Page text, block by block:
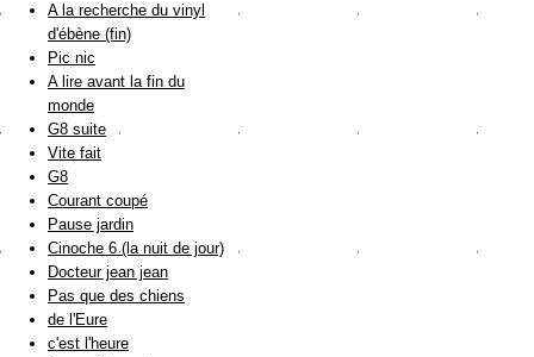
A la recherche du vinyl
d'ébène (fin)
Pic nic
A lire avant la fin du
monde
G8 suite
Vite fait
G8
Courant coupé
Pause jardin
Cinoche 6 (la nuit de jour)
Docteur jean jean
Pas que des chiens
de l'Eure
c'est l'heure